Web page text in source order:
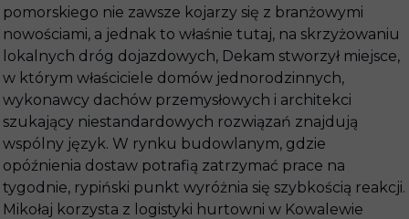
pomorskiego nie zawsze kojarzy się z branżowymi
nowościami, a jednak to właśnie tutaj, na skrzyżowaniu
lokalnych dróg dojazdowych, Dekam stworzył miejsce,
w którym właściciele domów jednorodzinnych,
wykonawcy dachów przemysłowych i architekci
szukający niestandardowych rozwiązań znajdują
wspólny język. W rynku budowlanym, gdzie
opóźnienia dostaw potrafią zatrzymać prace na
tygodnie, rypiński punkt wyróżnia się szybkością reakcji.
Mikołaj korzysta z logistyki hurtowni w Kowalewie